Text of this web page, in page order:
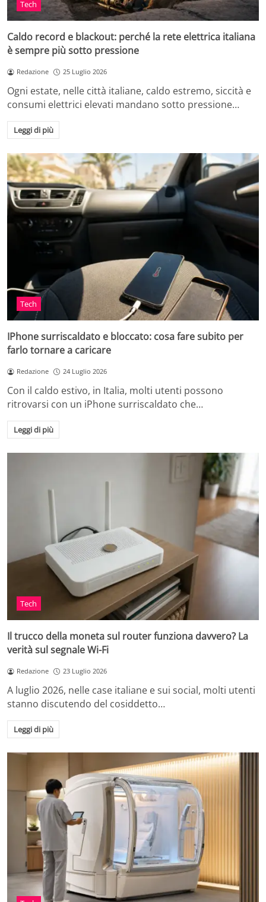
Tech
Caldo record e blackout: perché la rete elettrica italiana
è sempre più sotto pressione
Redazione 25 Luglio 2026
Ogni estate, nelle città italiane, caldo estremo, siccità e
consumi elettrici elevati mandano sotto pressione…
Leggi di più
Tech
IPhone surriscaldato e bloccato: cosa fare subito per
farlo tornare a caricare
Redazione 24 Luglio 2026
Con il caldo estivo, in Italia, molti utenti possono
ritrovarsi con un iPhone surriscaldato che…
Leggi di più
Tech
Il trucco della moneta sul router funziona davvero? La
verità sul segnale Wi-Fi
Redazione 23 Luglio 2026
A luglio 2026, nelle case italiane e sui social, molti utenti
stanno discutendo del cosiddetto…
Leggi di più